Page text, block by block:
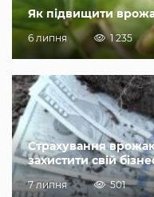
Як підвищити
6 липня 1 235
Страхування
захистити свій
7 липня 501